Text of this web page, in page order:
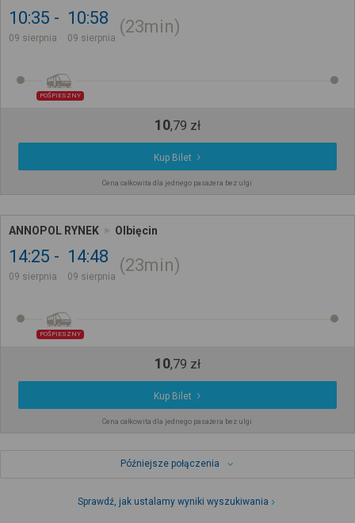
10:35
09 sierpnia
10:58
09 sierpnia
23min
POŚPIESZNY
10,79 zł
Kup Bilet
Cena całkowita dla jednego pasażera bez ulgi
ANNOPOL RYNEK Olbięcin
14:25
09 sierpnia
14:48
09 sierpnia
23min
POŚPIESZNY
10,79 zł
Kup Bilet
Cena całkowita dla jednego pasażera bez ulgi
Późniejsze połączenia
Sprawdź, jak ustalamy wyniki wyszukiwania